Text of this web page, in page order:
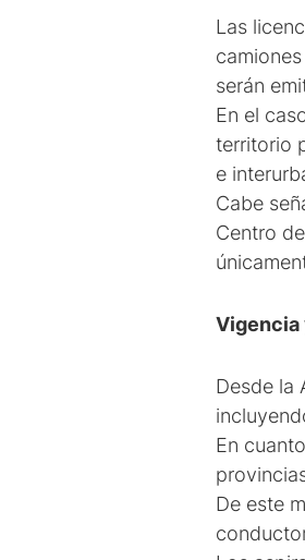
Las
serán
En el
territorio
e
Cabe
Centro
Vigencia
Desde la
En
De este